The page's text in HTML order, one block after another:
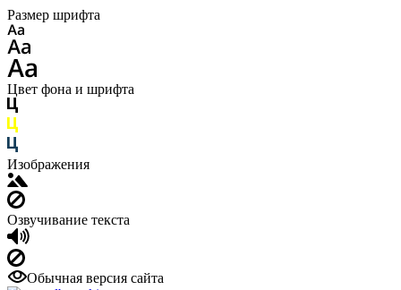
Размер шрифта
Цвет фона и шрифта
Изображения
Озвучивание текста
Обычная версия сайта